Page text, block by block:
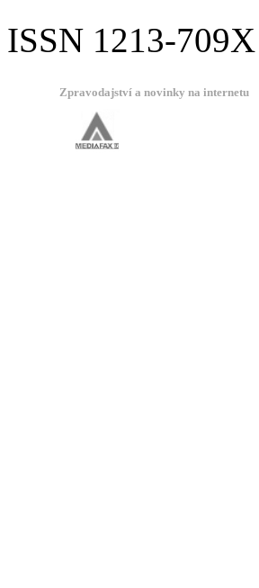
ISSN 1213-
Zpravodajství a novinky na internetu